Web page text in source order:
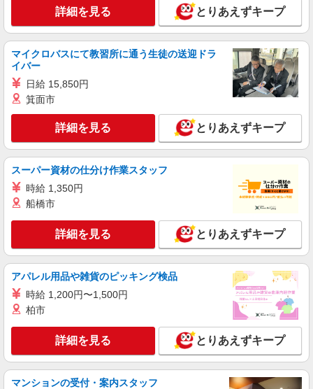
キープ 詳細を見る
派遣社員
株式会社kotrio /●SW-H1-2099949
新井宿駅★デイで送迎や生活サポートなど【福
通費全支給(ガソリン代含む)＞
川口市 交通費全額支給
キープ
派遣社員
株式会社トラストグロース 新宿本社 第3営業部
有料老人ホームでの夜専介護士
一夜勤：25375円〜29750円 ※資格や経験など
による
埼玉県川口市
詳細を見る
株式会社トラストグロース 新宿本社 第3営業部
有料老人ホームでの介護士
月給：243,500円〜290,000円 ※資格や経験
詳細を見る とりあえずキープ
マイクロバスにて教習所に通う生徒の送迎ドラ
イバー
日給 15,850円
箕面市
詳細を見る とりあえずキープ
スーパー資材の仕分け作業スタッフ
時給 1,350円
船橋市
詳細を見る とりあえずキープ
アパレル用品や雑貨のピッキング検品
時給 1,200円〜1,500円
柏市
詳細を見る とりあえずキープ
マンションの受付・案内スタッフ